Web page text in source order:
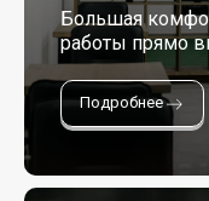
Большая
работы прямо
Подробнее